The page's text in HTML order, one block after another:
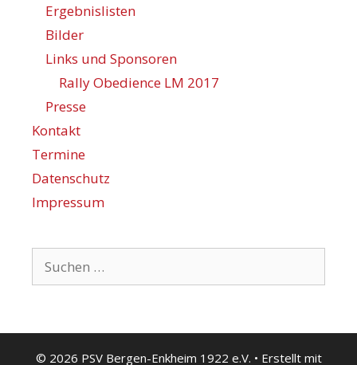
Ergebnislisten
Bilder
Links und Sponsoren
Rally Obedience LM 2017
Presse
Kontakt
Termine
Datenschutz
Impressum
nach:
© 2026 PSV Bergen-Enkheim 1922 e.V. • Erstellt mit